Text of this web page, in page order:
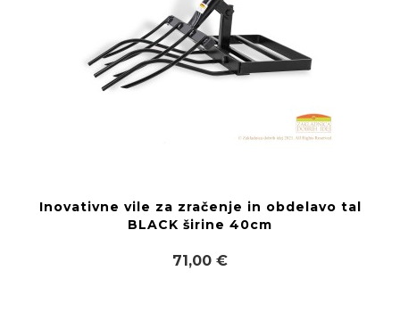
Inovativne vile za zračenje in obdelavo tal
BLACK širine 40cm
71,00 €